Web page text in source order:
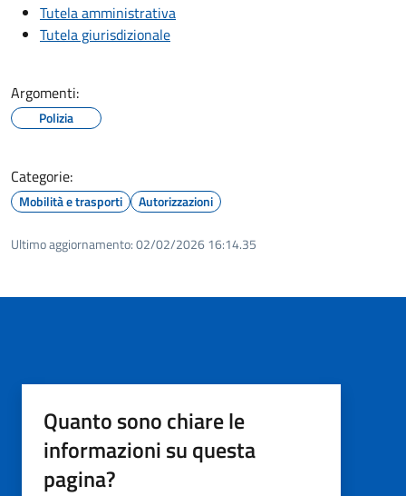
Tutela amministrativa
Tutela giurisdizionale
Argomenti:
Polizia
Categorie:
Mobilità e trasporti Autorizzazioni
Ultimo aggiornamento:02/02/2026 16:14.35
Quanto sono chiare le
informazioni su questa
pagina?